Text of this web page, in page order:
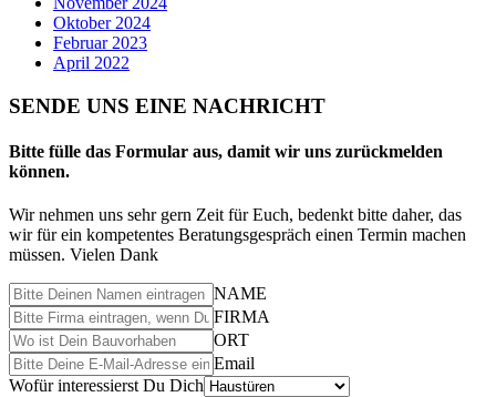
Oktober 2024
Februar 2023
April 2022
SENDE UNS EINE NACHRICHT
Bitte fülle das Formular aus, damit wir uns zurückmelden
können.
Wir nehmen uns sehr gern Zeit für Euch, bedenkt bitte daher, das
wir für ein kompetentes Beratungsgespräch einen Termin machen
müssen. Vielen Dank
NAME
FIRMA
ORT
Email
Wofür interessierst Du Dich